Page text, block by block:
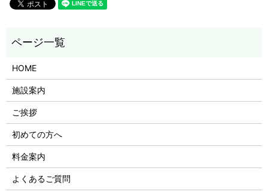
HOME
施設案内
ご挨拶
初めての方へ
料金案内
よくあるご質問